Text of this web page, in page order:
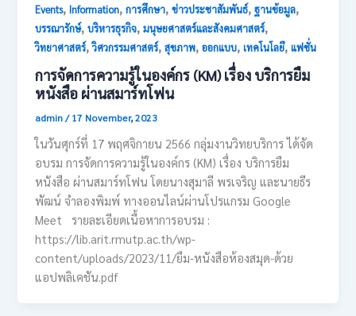
Events,Information,การศึกษา,ข่าวประชาสัมพันธ์,ฐานข้อมูล,
บรรณารักษ์,บริหารธุรกิจ,มนุษยศาสตร์และสังคมศาสตร์,
วิทยาศาสตร์,วิศวกรรมศาสตร์,สุขภาพ,ออกแบบ,เทคโนโลยี,แฟชั่น
การจัดการความรู้ในองค์กร (KM) เรื่อง บริการยืม
หนังสือ ผ่านสมาร์ทโฟน
admin/17 November, 2023
ในวันศุกร์ที่ 17 พฤศจิกายน 2566 กลุ่มงานวิทยบริการ ได้จัด
อบรม การจัดการความรู้ในองค์กร (KM) เรื่อง บริการยืม
หนังสือ ผ่านสมาร์ทโฟน โดยนางสุมาลี พรเจริญ และนายธีร
พัฒน์ จำลองพิมพ์ ทางออนไลน์ผ่านโปรแกรม Google
Meet รายละเอียดเนื้อหาการอบรม :
https://lib.arit.rmutp.ac.th/wp-
content/uploads/2023/11/ยืม-หนังสือห้องสมุด-ด้วย
แอปพลิเคชัน.pdf